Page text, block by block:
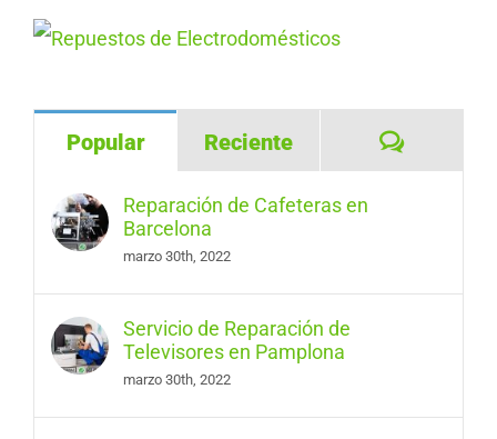
Popular Reciente
Reparación de Cafeteras en
Barcelona
marzo 30th, 2022
Servicio de Reparación de
Televisores en Pamplona
marzo 30th, 2022